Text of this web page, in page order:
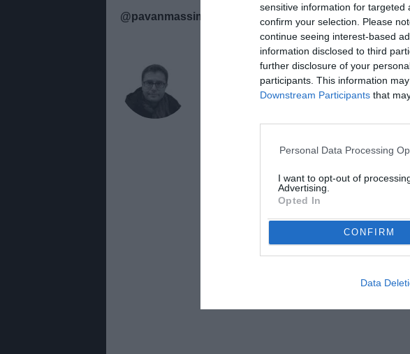
sensitive information for targeted
confirm your selection. Please
continue seeing interest-based
information disclosed to third
further disclosure of your
participants. This information
Downstream Participants that
Personal Data Processing
I want to opt-out of
Advertising.
Opted In
CONFIRM
Data
@pavanmassimo Yt TASTIERA VELENOSA
Massimo Pavan
Giornalista di TuttoJuve.com dal 2009, dove